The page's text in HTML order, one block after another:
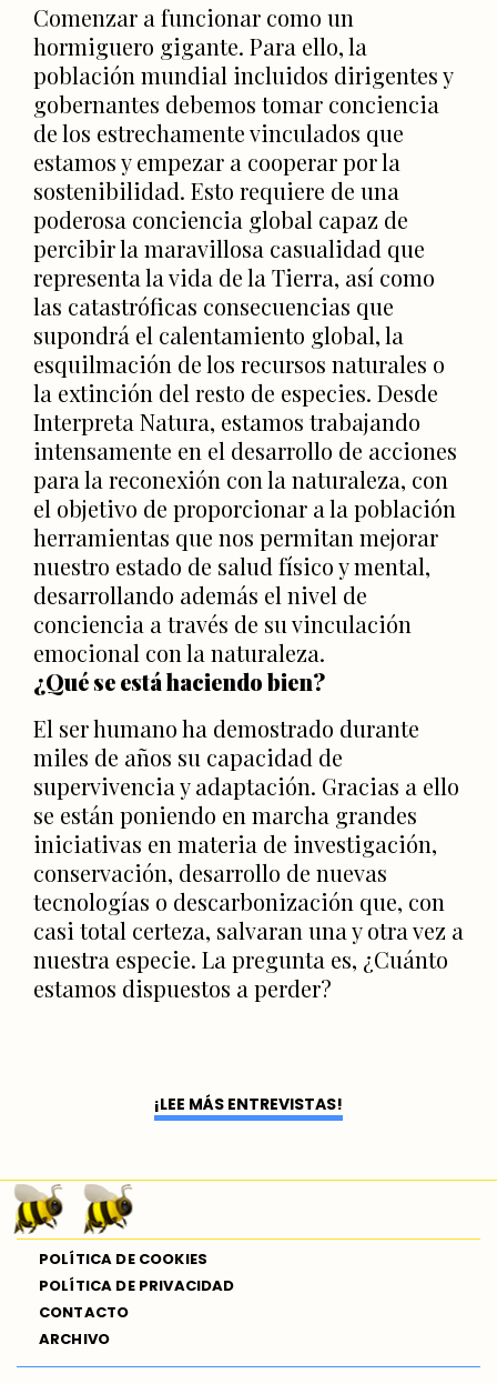
Comenzar a funcionar como un
hormiguero gigante. Para ello, la
población mundial incluidos dirigentes y
gobernantes debemos tomar conciencia
de los estrechamente vinculados que
estamos y empezar a cooperar por la
sostenibilidad. Esto requiere de una
poderosa conciencia global capaz de
percibir la maravillosa casualidad que
representa la vida de la Tierra, así como
las catastróficas consecuencias que
supondrá el calentamiento global, la
esquilmación de los recursos naturales o
la extinción del resto de especies. Desde
Interpreta Natura, estamos trabajando
intensamente en el desarrollo de acciones
para la reconexión con la naturaleza, con
el objetivo de proporcionar a la población
herramientas que nos permitan mejorar
nuestro estado de salud físico y mental,
desarrollando además el nivel de
conciencia a través de su vinculación
emocional con la naturaleza.
¿Qué se está haciendo bien?
El ser humano ha demostrado durante
miles de años su capacidad de
supervivencia y adaptación. Gracias a ello
se están poniendo en marcha grandes
iniciativas en materia de investigación,
conservación, desarrollo de nuevas
tecnologías o descarbonización que, con
casi total certeza, salvaran una y otra vez a
nuestra especie. La pregunta es, ¿Cuánto
estamos dispuestos a perder?
¡LEE MÁS ENTREVISTAS!
POLÍTICA DE COOKIES
POLÍTICA DE PRIVACIDAD
CONTACTO
ARCHIVO